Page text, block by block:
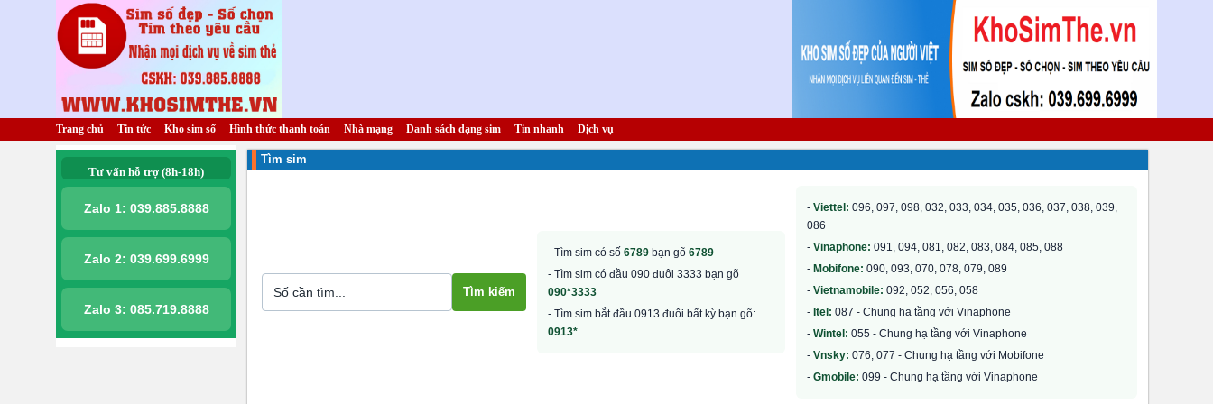
Trang chủ Tin tức Kho sim số Hình thức thanh toán Nhà mạng Danh sách dạng sim Tin nhanh Dịch vụ
Tư vấn hỗ trợ (8h-18h)
Zalo 1: 039.885.8888
Zalo 2: 039.699.6999
Zalo 3: 085.719.8888
Tìm sim
- Tìm sim có số6789 bạn gõ6789
- Tìm sim có đầu 090 đuôi 3333 bạn gõ
090*3333
- Tìm sim bắt đầu 0913 đuôi bất kỳ bạn gõ:
0913*
- Viettel: 096, 097, 098, 032, 033, 034, 035, 036, 037, 038, 039,
086
- Vinaphone: 091, 094, 081, 082, 083, 084, 085, 088
- Mobifone: 090, 093, 070, 078, 079, 089
- Vietnamobile: 092, 052, 056, 058
- Itel: 087 - Chung hạ tầng với Vinaphone
- Wintel: 055 - Chung hạ tầng với Vinaphone
- Vnsky: 076, 077 - Chung hạ tầng với Mobifone
- Gmobile: 099 - Chung hạ tầng với Vinaphone